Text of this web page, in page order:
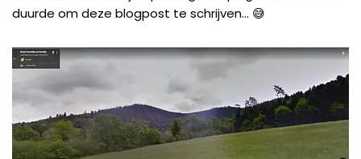
duurde om deze blogpost te schrijven… 😅